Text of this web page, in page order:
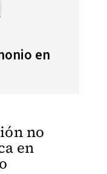
en
no
en